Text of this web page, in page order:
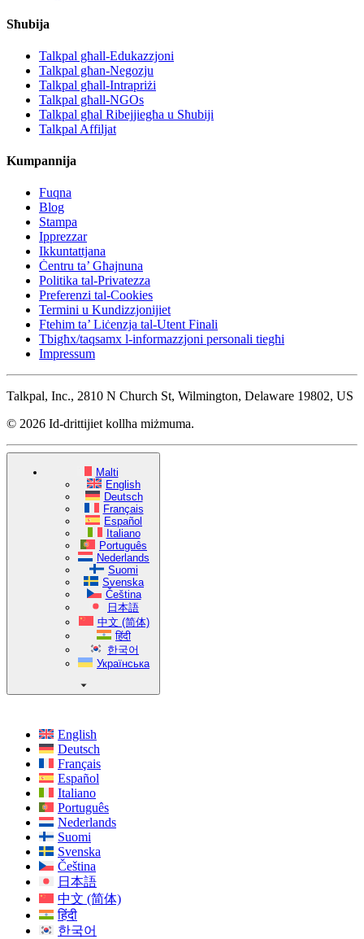
Sħubija
Talkpal għall-Edukazzjoni
Talkpal għan-Negozju
Talkpal għall-Intrapriżi
Talkpal għall-NGOs
Talkpal għal Ribejjiegħa u Sħubiji
Talkpal Affiljat
Kumpannija
Fuqna
Blog
Stampa
Ipprezzar
Ikkuntattjana
Ċentru ta’ Għajnuna
Politika tal-Privatezza
Preferenzi tal-Cookies
Termini u Kundizzjonijiet
Ftehim ta’ Liċenzja tal-Utent Finali
Tbigħx/taqsamx l-informazzjoni personali tiegħi
Impressum
Talkpal, Inc., 2810 N Church St, Wilmington, Delaware 19802, US
© 2026 Id-drittijiet kollha miżmuma.
Malti
English
Deutsch
Français
Español
Italiano
Português
Nederlands
Suomi
Svenska
Čeština
日本語
中文 (简体)
हिंदी
한국어
Українська
English
Deutsch
Français
Español
Italiano
Português
Nederlands
Suomi
Svenska
Čeština
日本語
中文 (简体)
हिंदी
한국어